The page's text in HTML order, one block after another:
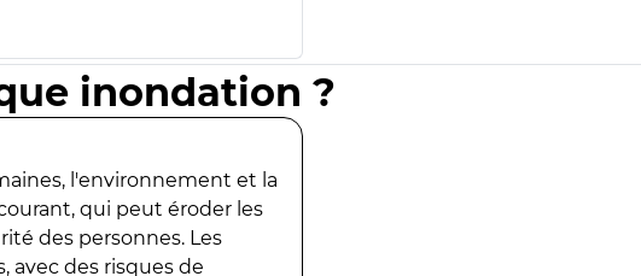
inondation ?
l'environnement et la
qui peut éroder les
des personnes. Les
avec des risques de